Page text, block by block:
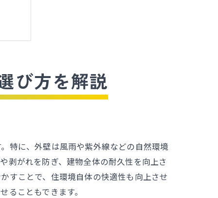
び方を解説
特に、外壁は風雨や紫外線などの自然環境
剥がれを防ぎ、建物全体の耐久性を向上さ
すことで、住環境自体の快適性も向上させ
こともできます。